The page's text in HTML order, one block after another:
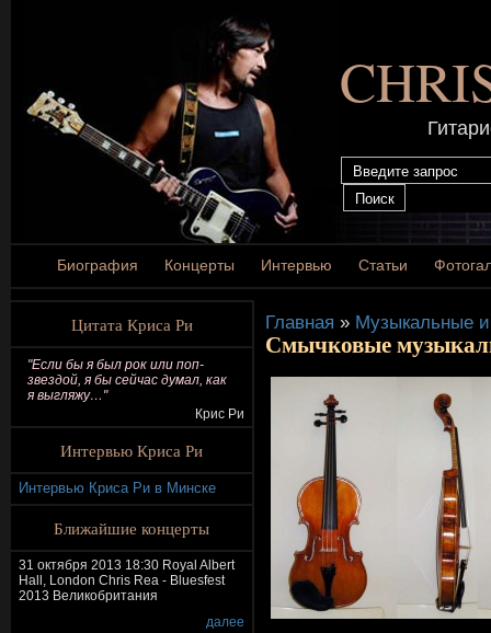
Биография Концерты Интервью Статьи
Цитата Криса Ри
"Если бы я был рок или поп-
звездой, я бы сейчас думал, как
я выгляжу…"
Крис Ри
Интервью Криса Ри
Интервью Криса Ри в Минске
Ближайшие концерты
31 октября 2013 18:30 Royal Albert
Hall, London Chris Rea - Bluesfest
2013 Великобритания
далее
Главная » Музыкальные
Смычковые